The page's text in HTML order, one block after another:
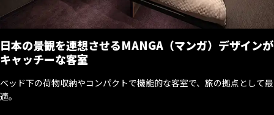
日本の景観を連想させるMANGA（マンガ）デザインが
キャッチーな客室
ベッド下の荷物収納やコンパクトで機能的な客室で、旅の拠点として最
適。